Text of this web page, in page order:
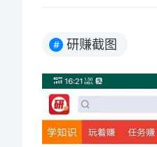
# 研赚截图